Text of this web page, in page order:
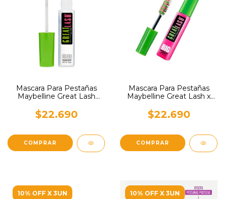
Mascara Para Pestañas
Maybelline Great Lash
$22.690
Mascara Para Pestañas
Maybelline Great Lash x
$22.690
10% OFF X 3UN 10% OFF X 3UN